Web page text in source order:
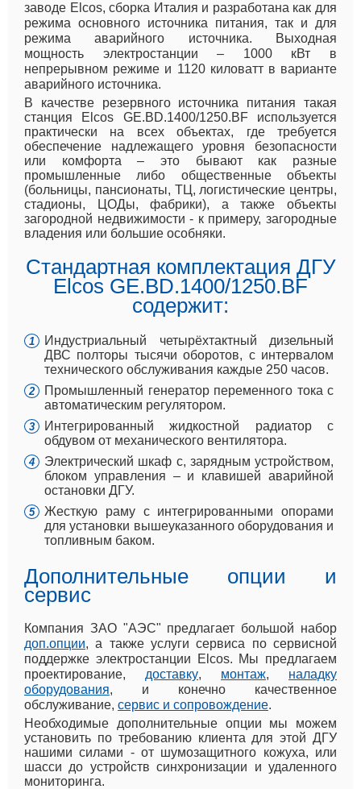
заводе Elcos, сборка Италия и разработана как для
режима основного источника питания, так и для
режима аварийного источника. Выходная
мощность электростанции – 1000 кВт в
непрерывном режиме и 1120 киловатт в варианте
аварийного источника.
В качестве резервного источника питания такая
станция Elcos GE.BD.1400/1250.BF используется
практически на всех объектах, где требуется
обеспечение надлежащего уровня безопасности
или комфорта – это бывают как разные
промышленные либо общественные объекты
(больницы, пансионаты, ТЦ, логистические центры,
стадионы, ЦОДы, фабрики), а также объекты
загородной недвижимости - к примеру, загородные
владения или большие особняки.
Стандартная комплектация ДГУ
Elcos GE.BD.1400/1250.BF
содержит:
Индустриальный четырёхтактный дизельный
ДВС полторы тысячи оборотов, с интервалом
технического обслуживания каждые 250 часов.
Промышленный генератор переменного тока с
автоматическим регулятором.
Интегрированный жидкостной радиатор с
обдувом от механического вентилятора.
Электрический шкаф с, зарядным устройством,
блоком управления – и клавишей аварийной
остановки ДГУ.
Жесткую раму с интегрированными опорами
для установки вышеуказанного оборудования и
топливным баком.
Дополнительные опции и
сервис
Компания ЗАО "АЭС" предлагает большой набор
доп.опции, а также услуги сервиса по сервисной
поддержке электростанции Elcos. Мы предлагаем
проектирование, доставку, монтаж, наладку
оборудования, и конечно качественное
обслуживание, сервис и сопровождение.
Необходимые дополнительные опции мы можем
установить по требованию клиента для этой ДГУ
нашими силами - от шумозащитного кожуха, или
шасси до устройств синхронизации и удаленного
мониторинга.